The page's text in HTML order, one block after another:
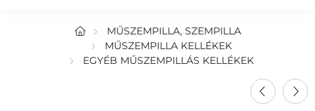
MŰSZEMPILLA, SZEMPILLA
MŰSZEMPILLA KELLÉKEK
EGYÉB MŰSZEMPILLÁS KELLÉKEK